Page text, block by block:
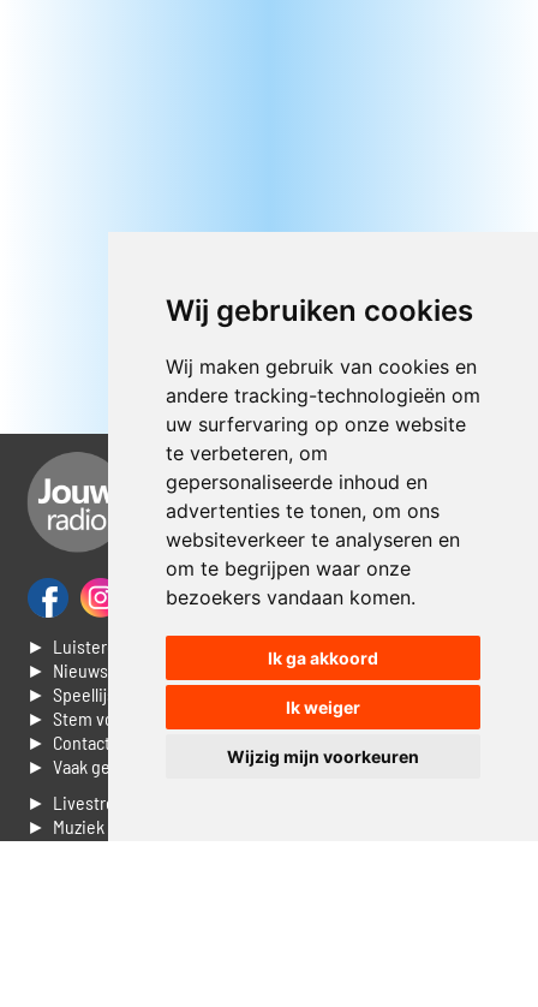
Wij gebruiken cookies
Wij maken gebruik van cookies en
andere tracking-technologieën om
uw surfervaring op onze website
te verbeteren, om
gepersonaliseerde inhoud en
advertenties te tonen, om ons
websiteverkeer te analyseren en
om te begrijpen waar onze
bezoekers vandaan komen.
Ik ga akkoord
Ik weiger
Wijzig mijn voorkeuren
► Luisteren naar Jouwradio
► Nieuws
► Speellijst
► Stem voor de Dag top 3
► Contacteer ons
► Vaak gestelde vragen
► Livestream informatie
► Muziek opzoeken